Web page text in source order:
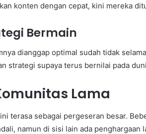
konten dengan cepat, kini mereka
Bermain
dianggap optimal sudah tidak
strategi supaya terus bernilai pada
Lama
terasa sebagai pergeseran besar.
namun di sisi lain ada penghargaan